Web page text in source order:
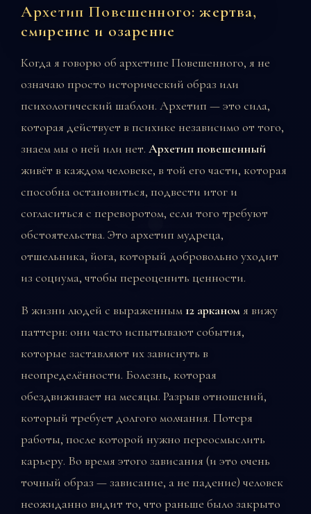
Архетип Повешенного: жертва,
смирение и озарение
Когда я говорю об архетипе Повешенного, я не
означаю просто исторический образ или
психологический шаблон. Архетип — это сила,
которая действует в психике независимо от того,
знаем мы о ней или нет. Архетип повешенный
живёт в каждом человеке, в той его части, которая
способна остановиться, подвести итог и
согласиться с переворотом, если того требуют
обстоятельства. Это архетип мудреца,
отшельника, йога, который добровольно уходит
из социума, чтобы переоценить ценности.
В жизни людей с выраженным12 арканомя вижу
паттерн: они часто испытывают события,
которые заставляют их зависнуть в
неопределённости. Болезнь, которая
обездвиживает на месяцы. Разрыв отношений,
который требует долгого молчания. Потеря
работы, после которой нужно переосмыслить
карьеру. Во время этого зависания (и это очень
точный образ — зависание, а не падение) человек
неожиданно видит то, что раньше было закрыто